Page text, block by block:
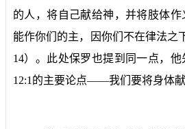
的人，将自己献给神，并将肢体
能作你们的主，因你们不在律法之
14）。此处保罗也提到同一点，
12:1 的主要论点——我们要将身体献